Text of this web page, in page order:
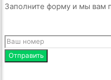
Заполните форму и мы вам